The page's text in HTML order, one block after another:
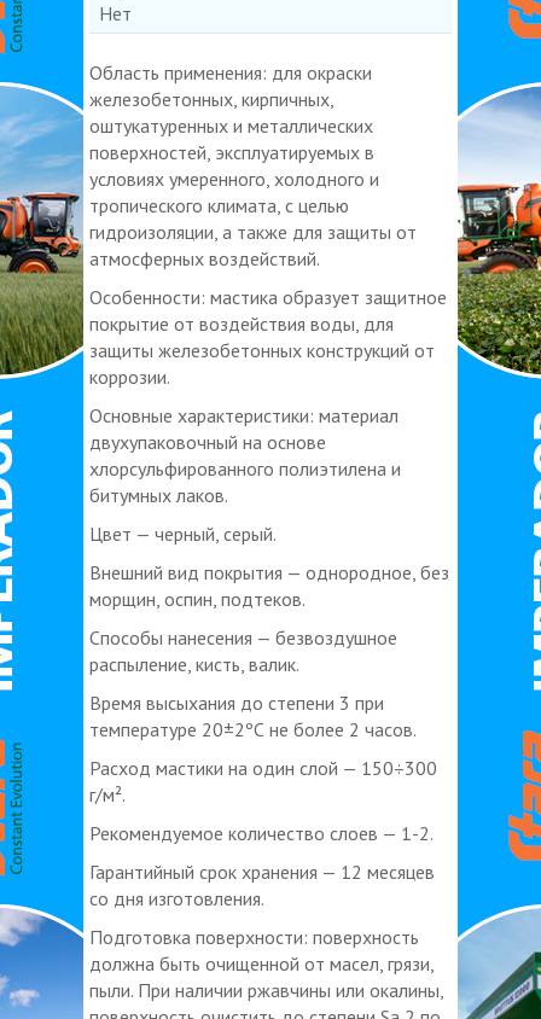
Нет
Область применения: для окраски
железобетонных, кирпичных,
оштукатуренных и металлических
поверхностей, эксплуатируемых в
условиях умеренного, холодного и
тропического климата, с целью
гидроизоляции, а также для защиты от
атмосферных воздействий.
Особенности: мастика образует защитное
покрытие от воздействия воды, для
защиты железобетонных конструкций от
коррозии.
Основные характеристики: материал
двухупаковочный на основе
хлорсульфированного полиэтилена и
битумных лаков.
Цвет — черный, серый.
Внешний вид покрытия — однородное, без
морщин, оспин, подтеков.
Способы нанесения — безвоздушное
распыление, кисть, валик.
Время высыхания до степени 3 при
температуре 20±2ºС не более 2 часов.
Расход мастики на один слой — 150÷300
г/м².
Рекомендуемое количество слоев — 1-2.
Гарантийный срок хранения — 12 месяцев
со дня изготовления.
Подготовка поверхности: поверхность
должна быть очищенной от масел, грязи,
пыли. При наличии ржавчины или окалины,